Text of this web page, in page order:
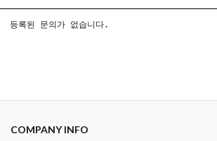
등록된 문의가 없습니다.
COMPANY INFO